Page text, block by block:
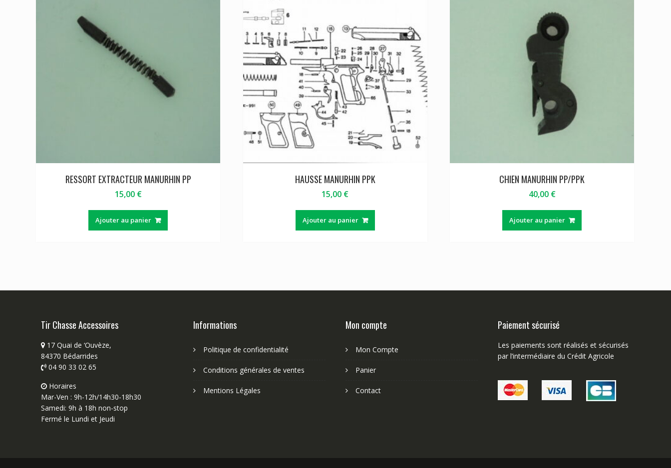
RESSORT EXTRACTEUR MANURHIN PP
15,00 €
Ajouter au panier
HAUSSE MANURHIN PPK
15,00 €
Ajouter au panier
CHIEN MANURHIN PP/PPK
40,00 €
Ajouter au panier
Tir Chasse Accessoires
17 Quai de ‘Ouvèze,
84370 Bédarrides
04 90 33 02 65
Horaires
Mar-Ven : 9h-12h/14h30-18h30
Samedi: 9h à 18h non-stop
Fermé le Lundi et Jeudi
Informations
Politique de confidentialité
Conditions générales de ventes
Mentions Légales
Mon compte
Mon Compte
Panier
Contact
Paiement sécurisé
Les paiements sont réalisés et sécurisés
par l’intermédiaire du Crédit Agricole